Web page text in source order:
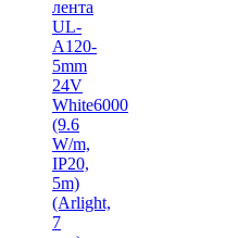
лента
UL-
A120-
5mm
24V
White6000
(9.6
W/m,
IP20,
5m)
(Arlight,
7